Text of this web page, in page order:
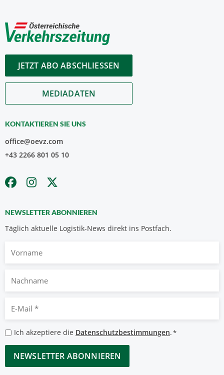
JETZT ABO ABSCHLIESSEN
MEDIADATEN
KONTAKTIEREN SIE UNS
office@oevz.com
+43 2266 801 05 10
NEWSLETTER ABONNIEREN
Täglich aktuelle Logistik-News direkt ins Postfach.
Vorname
Nachname
Mail
*
Datenschutzbestimmungen
*
Ich akzeptiere die Datenschutzbestimmungen.*
CAPTCHA